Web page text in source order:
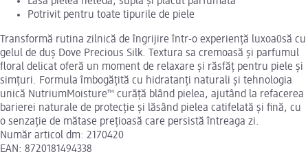
Potrivit pentru toate tipurile de piele
Transformă rutina zilnică de îngrijire într-o experiență luxoa0să cu
gelul de duș Dove Precious Silk. Textura sa cremoasă și parfumul
floral delicat oferă un moment de relaxare și răsfăț pentru piele și
simțuri. Formula îmbogățită cu hidratanți naturali și tehnologia
unică NutriumMoisture™ curăță blând pielea, ajutând la refacerea
barierei naturale de protecție și lăsând pielea catifelată și fină, cu
o senzație de mătase prețioasă care persistă întreaga zi.
Număr articol dm: 2170420
EAN: 8720181494338